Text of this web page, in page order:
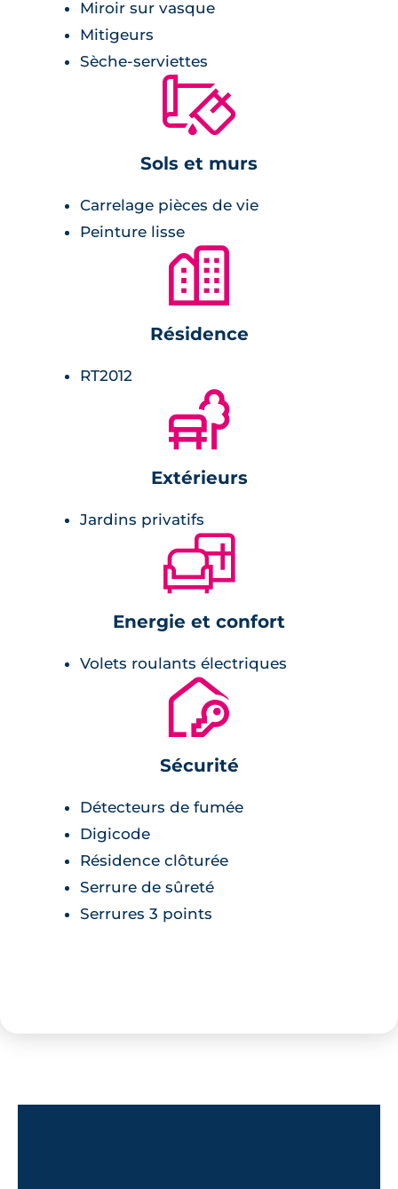
cuisine pré-équipée,
garage donnant directement vers la pièce
lumineuses,
carrelage avec faïence assortie,
cabine de douche ou baignoire.
placards avec étagères et penderies,
Miroir sur vasque
Mitigeurs
Sèche-serviettes
🔨
Sols et murs
Carrelage pièces de vie
Peinture lisse
🏙
Résidence
RT2012
🌲
Extérieurs
Jardins privatifs
🛋
Energie et confort
Volets roulants électriques
🔐
Sécurité
Détecteurs de fumée
Digicode
Résidence clôturée
Serrure de sûreté
Serrures 3 points